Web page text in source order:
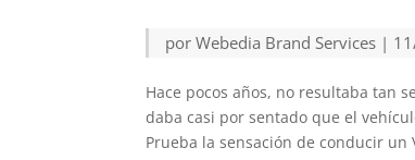
porWebedia Brand Services |
Hace pocos años, no resultaba tan
daba casi por sentado que el
Prueba la sensación de conducir un